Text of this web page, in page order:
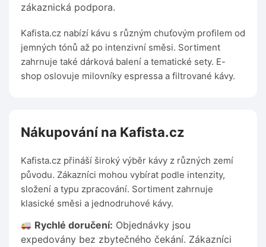
zákaznická podpora.
Kafista.cz nabízí kávu s různým chuťovým profilem od
jemných tónů až po intenzivní směsi. Sortiment
zahrnuje také dárková balení a tematické sety. E-
shop oslovuje milovníky espressa a filtrované kávy.
Nákupování na Kafista.cz
Kafista.cz přináší široký výběr kávy z různých zemí
původu. Zákazníci mohou vybírat podle intenzity,
složení a typu zpracování. Sortiment zahrnuje
klasické směsi a jednodruhové kávy.
Rychlé doručení: Objednávky jsou
expedovány bez zbytečného čekání. Zákazníci